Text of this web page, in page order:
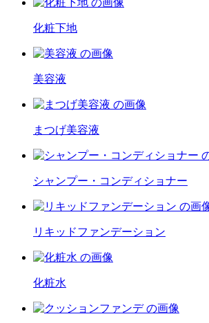
化粧下地
美容液
まつげ美容液
シャンプー・コンディショナー
リキッドファンデーション
化粧水